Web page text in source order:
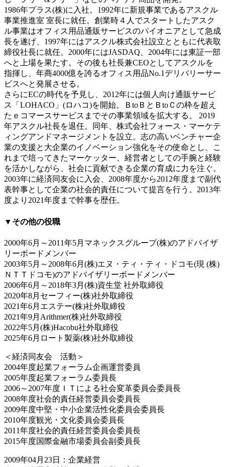
1986年プラス(株)に入社。1992年に新規事業であるアスクル
事業推進室 室長に就任。創業時４人でスタートしたアスク
ル事業はオフィス用品通販サービスのパイオニアとして急成
長を遂げ、1997年にはアスクル株式会社設立とともに代表取
締役社長に就任。2000年にはJASDAQ、2004年には東証一部
へと上場を果たす。その後も社長兼CEOとしてアスクルを
指揮し、年商4000億を誇るオフィス用品No.1デリバリーサー
ビスへと発展させる。
さらにECの時代を予見し、2012年には個人向け通販サービ
ス「LOHACO」(ロハコ)を開始。ＢtoＢとＢtoＣの枠を超え
たｅコマースサービスまでその事業領域を拡大する。 2019
年アスクル社長を退任。同年、株式会社フォース・マーケテ
ィングアンドマネージメントを設立。志の高いベンチャー企
業の支援と大企業のイノベーション強化をその使命とし、こ
れまで培ってきたマーケッター、経営者としての手腕と経験
を活かしながら、社会に貢献できる企業の育成に力を注ぐ。
2003年に経済同友会に入会、2008年度から2012年度まで副代
表幹事として企業の社会的責任について提言を行う。2013年
度より2021年度まで幹事を歴任。
▼その他の役職
2000年6月～2011年5月マネックスグループ(株)のアドバイザ
リーボードメンバー
2003年5月～2008年6月(株)エヌ・ティ・ティ・ドコモ(現 (株)
ＮＴＴドコモ)のアドバイザリーボードメンバー
2006年6月～2018年3月(株)資生堂 社外取締役
2020年8月セーフィー(株)社外取締役
2021年6月エステー(株)社外取締役
2021年9月Arithmer(株)社外取締役
2022年5月(株)Hacobu社外取締役
2025年6月ロート製薬(株)社外取締役
＜経済同友会 活動＞
2004年度起業フォーラム企画運営委員
2005年度起業フォーラム委員長
2006～2007年度ＩＴによる社会変革委員会委員長
2008年度社会的責任経営委員会委員長
2009年度中堅・中小企業活性化委員会委員長
2010年度観光・文化委員会委員長
2011年度社会的責任経営委員会委員長
2015年度国際金融市場委員会副委員長
2009年04月23日：企業経営